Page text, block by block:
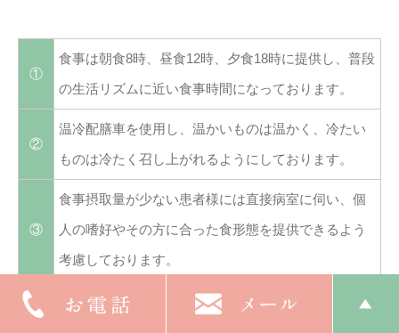
①
食事は朝食8時、昼食12時、夕食18時に提供し、普段
の生活リズムに近い食事時間になっております。
②
温冷配膳車を使用し、温かいものは温かく、冷たい
ものは冷たく召し上がれるようにしております。
③
食事摂取量が少ない患者様には直接病室に伺い、個
人の嗜好やその方に合った食形態を提供できるよう
考慮しております。
④
行事食やお楽しみメニューを取り入れ、その季節に